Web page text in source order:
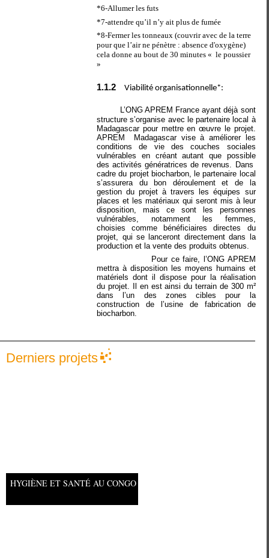
*6-Allumer les futs
*7-attendre qu’il n’y ait plus de fumée
*8-Fermer les tonneaux (couvrir avec de la terre
pour que l’air ne pénètre : absence d'oxygène)
cela donne au bout de 30 minutes « le poussier
»
1.1.2 Viabilité organisationnelle*:
L’ONG APREM France ayant déjà sont
structure s’organise avec le partenaire local à
Madagascar pour mettre en œuvre le projet.
APREM
Madagascar vise à améliorer les
conditions de vie des couches sociales
vulnérables en créant autant que possible
des activités génératrices de revenus. Dans
cadre du projet biocharbon, le partenaire local
s’assurera du bon déroulement et de la
gestion du projet à travers les équipes sur
places et les matériaux qui seront mis à leur
disposition, mais ce sont les personnes
vulnérables, notamment les femmes,
choisies comme bénéficiaires directes du
projet, qui se lanceront directement dans la
production et la vente des produits obtenus.
Pour ce faire, l’ONG APREM
mettra à disposition les moyens humains et
matériels dont il dispose pour la réalisation
du projet. Il en est ainsi du terrain de 300 m²
dans l’un des zones cibles pour la
construction de l’usine de fabrication de
biocharbon.
Derniers projets
HYGIÈNE ET SANTÉ AU CONGO